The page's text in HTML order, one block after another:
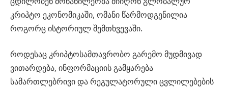
კრიპტო ეკონომიკაში, ომანი წარმოდგენილია
როგორც ისტორიულ შემთხვევაში.
როდესაც კრიპტოსამთავრობო გარემო მუდმივად
ვითარდება, ინფორმაციის გამყარება
სამართლებრივი და რეგულატორული ცვლილებების